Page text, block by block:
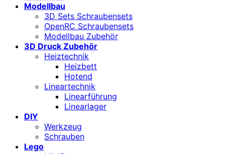
Modellbau
3D Sets Schraubensets
OpenRC Schraubensets
Modellbau Zubehör
3D Druck Zubehör
Heiztechnik
Heizbett
Hotend
Lineartechnik
Linearführung
Linearlager
DIY
Werkzeug
Schrauben
Lego